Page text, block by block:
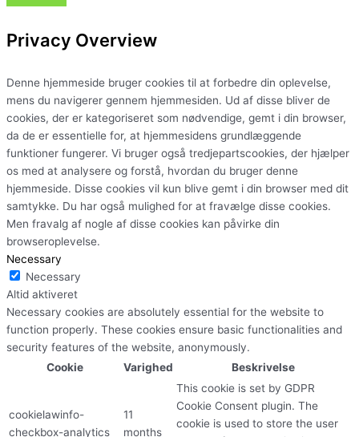
Privacy Overview
Denne hjemmeside bruger cookies til at forbedre din oplevelse,
mens du navigerer gennem hjemmesiden. Ud af disse bliver de
cookies, der er kategoriseret som nødvendige, gemt i din browser,
da de er essentielle for, at hjemmesidens grundlæggende
funktioner fungerer. Vi bruger også tredjepartscookies, der hjælper
os med at analysere og forstå, hvordan du bruger denne
hjemmeside. Disse cookies vil kun blive gemt i din browser med dit
samtykke. Du har også mulighed for at fravælge disse cookies.
Men fravalg af nogle af disse cookies kan påvirke din
browseroplevelse.
Necessary
Necessary
Altid aktiveret
Necessary cookies are absolutely essential for the website to
function properly. These cookies ensure basic functionalities and
security features of the website, anonymously.
Cookie
Varighed Beskrivelse
cookielawinfo-
checkbox-analytics
11
months
This cookie is set by GDPR
Cookie Consent plugin. The
cookie is used to store the user